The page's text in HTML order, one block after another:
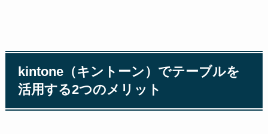
kintone（キントーン）でテーブルを
活用する2つのメリット